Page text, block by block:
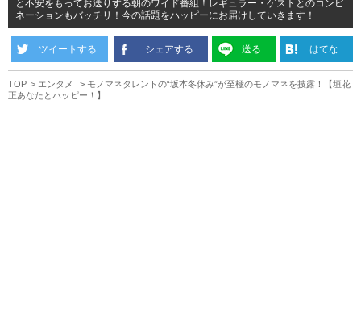
と不安をもってお送りする朝のワイド番組！レギュラー・ゲストとのコンビ
ネーションもバッチリ！今の話題をハッピーにお届けしていきます！
ツイートする シェアする 送る はてな
TOP エンタメ
モノマネタレントの“坂本冬休み”が至極のモノマネを披露！【垣花
正あなたとハッピー！】